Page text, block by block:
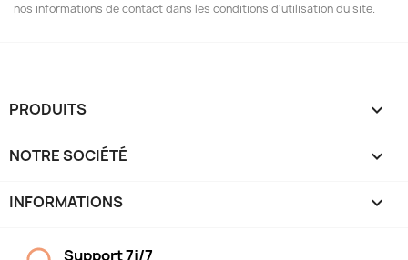
nos informations de contact dans les conditions d'utilisation du site.
PRODUITS 
NOTRE SOCIÉTÉ 
INFORMATIONS keyboard_arrow_down
Support 7j/7